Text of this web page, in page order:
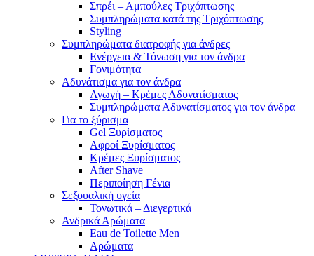
Σπρέι – Αμπούλες Τριχόπτωσης
Συμπληρώματα κατά της Τριχόπτωσης
Styling
Συμπληρώματα διατροφής για άνδρες
Ενέργεια & Τόνωση για τον άνδρα
Γονιμότητα
Αδυνάτισμα για τον άνδρα
Αγωγή – Κρέμες Αδυνατίσματος
Συμπληρώματα Αδυνατίσματος για τον άνδρα
Για το ξύρισμα
Gel Ξυρίσματος
Αφροί Ξυρίσματος
Κρέμες Ξυρίσματος
After Shave
Περιποίηση Γένια
Σεξουαλική υγεία
Τονωτικά – Διεγερτικά
Ανδρικά Αρώματα
Eau de Toilette Men
Αρώματα